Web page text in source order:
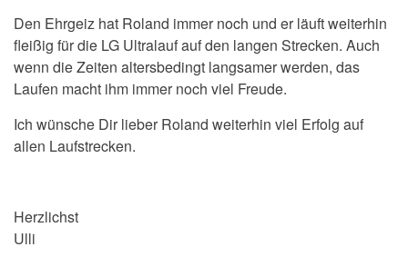
Den Ehrgeiz hat Roland immer noch und er läuft weiterhin
fleißig für die LG Ultralauf auf den langen Strecken. Auch
wenn die Zeiten altersbedingt langsamer werden, das
Laufen macht ihm immer noch viel Freude.
Ich wünsche Dir lieber Roland weiterhin viel Erfolg auf
allen Laufstrecken.
Herzlichst
Ulli